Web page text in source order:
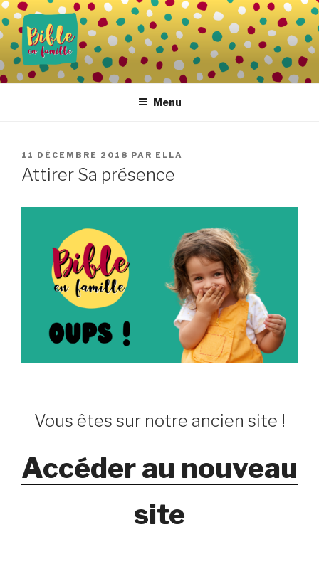
Aller
au
contenu
principal
BIBLE EN FAMILLE
Vivre la Parole de Dieu au quotidien
Menu
PUBLIÉ
LE
11 DÉCEMBRE 2018 PAR ELLA
Attirer Sa présence
Vous êtes sur notre ancien site !
Accéder au nouveau
site